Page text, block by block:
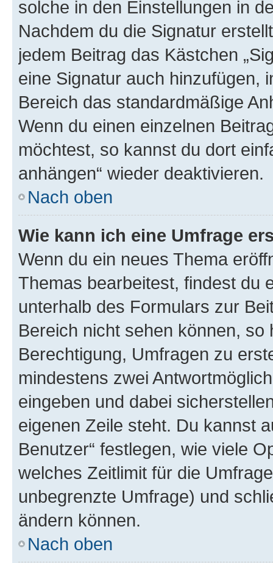
solche in den Einstellungen in
Nachdem du die Signatur
jedem Beitrag das Kästchen
eine Signatur auch hinzufügen,
Bereich das standardmäßige
Wenn du einen einzelnen
möchtest, so kannst du dort
anhängen“ wieder deaktivieren.
Nach oben
Wie kann ich eine Umfrage
Wenn du ein neues Thema
Themas bearbeitest, findest du
unterhalb des Formulars zur
Bereich nicht sehen können,
Berechtigung, Umfragen zu
mindestens zwei
eingeben und dabei
eigenen Zeile steht. Du kannst
Benutzer“ festlegen, wie viele
welches Zeitlimit für die
unbegrenzte Umfrage) und
ändern können.
Nach oben